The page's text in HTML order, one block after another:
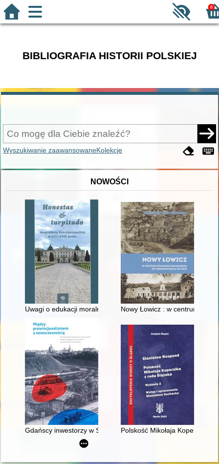
0
BIBLIOGRAFIA HISTORII POLSKIEJ
Wyszukiwanie zaawansowaneKolekcje
NOWOŚCI
Uwagi o edukacji moralnej synów szlacheckich w XVI-
Nowy Łowicz : w centrum
Gdańscy inwestorzy w Sopocie : prestiż finansowy i
Polskość Mikołaja Kopernika z